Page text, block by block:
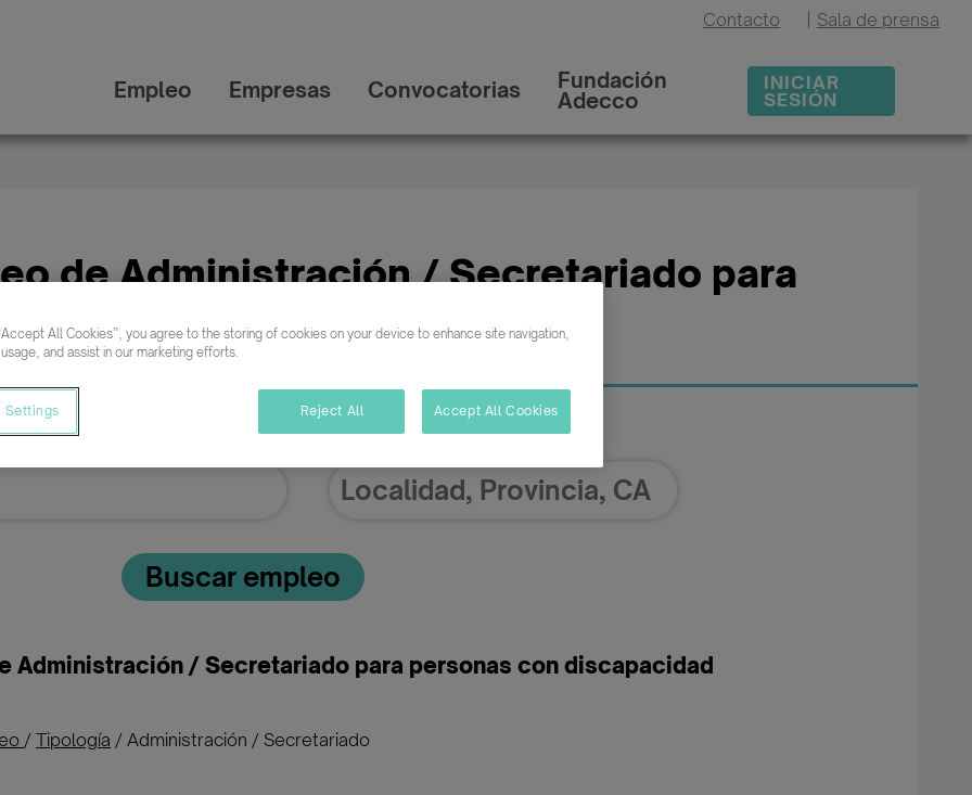
Contacto Sala de prensa
Empleo Empresas Convocatorias Fundación
Adecco
INICIAR
SESIÓN
de Administración / Secretariado para
Buscar empleo en
Buscar empleo
Administración / Secretariado para personas con discapacidad
/ Tipología / Administración / Secretariado
All Cookies”, you agree to the storing of cookies on your device to enhance site navigation,
and assist in our marketing efforts.
Settings Reject All Accept All Cookies